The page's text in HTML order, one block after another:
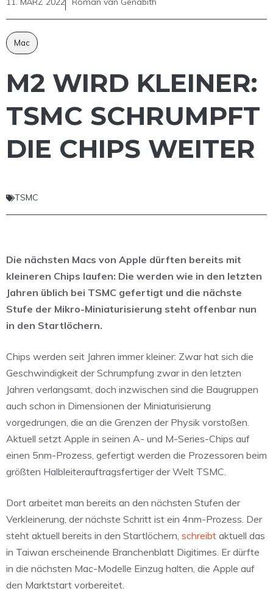
Mac
M2 WIRD KLEINER:
TSMC SCHRUMPFT
DIE CHIPS WEITER
TSMC
Die nächsten Macs von Apple dürften bereits mit
kleineren Chips laufen: Die werden wie in den letzten
Jahren üblich bei TSMC gefertigt und die nächste
Stufe der Mikro-Miniaturisierung steht offenbar nun
in den Startlöchern.
Chips werden seit Jahren immer kleiner: Zwar hat sich die
Geschwindigkeit der Schrumpfung zwar in den letzten
Jahren verlangsamt, doch inzwischen sind die Baugruppen
auch schon in Dimensionen der Miniaturisierung
vorgedrungen, die an die Grenzen der Physik vorstoßen.
Aktuell setzt Apple in seinen A- und M-Series-Chips auf
einen 5nm-Prozess, gefertigt werden die Prozessoren beim
größten Halbleiterauftragsfertiger der Welt TSMC.
Dort arbeitet man bereits an den nächsten Stufen der
Verkleinerung, der nächste Schritt ist ein 4nm-Prozess. Der
steht aktuell bereits in den Startlöchern, schreibt aktuell das
in Taiwan erscheinende Branchenblatt Digitimes. Er dürfte
in die nächsten Mac-Modelle Einzug halten, die Apple auf
den Marktstart vorbereitet.